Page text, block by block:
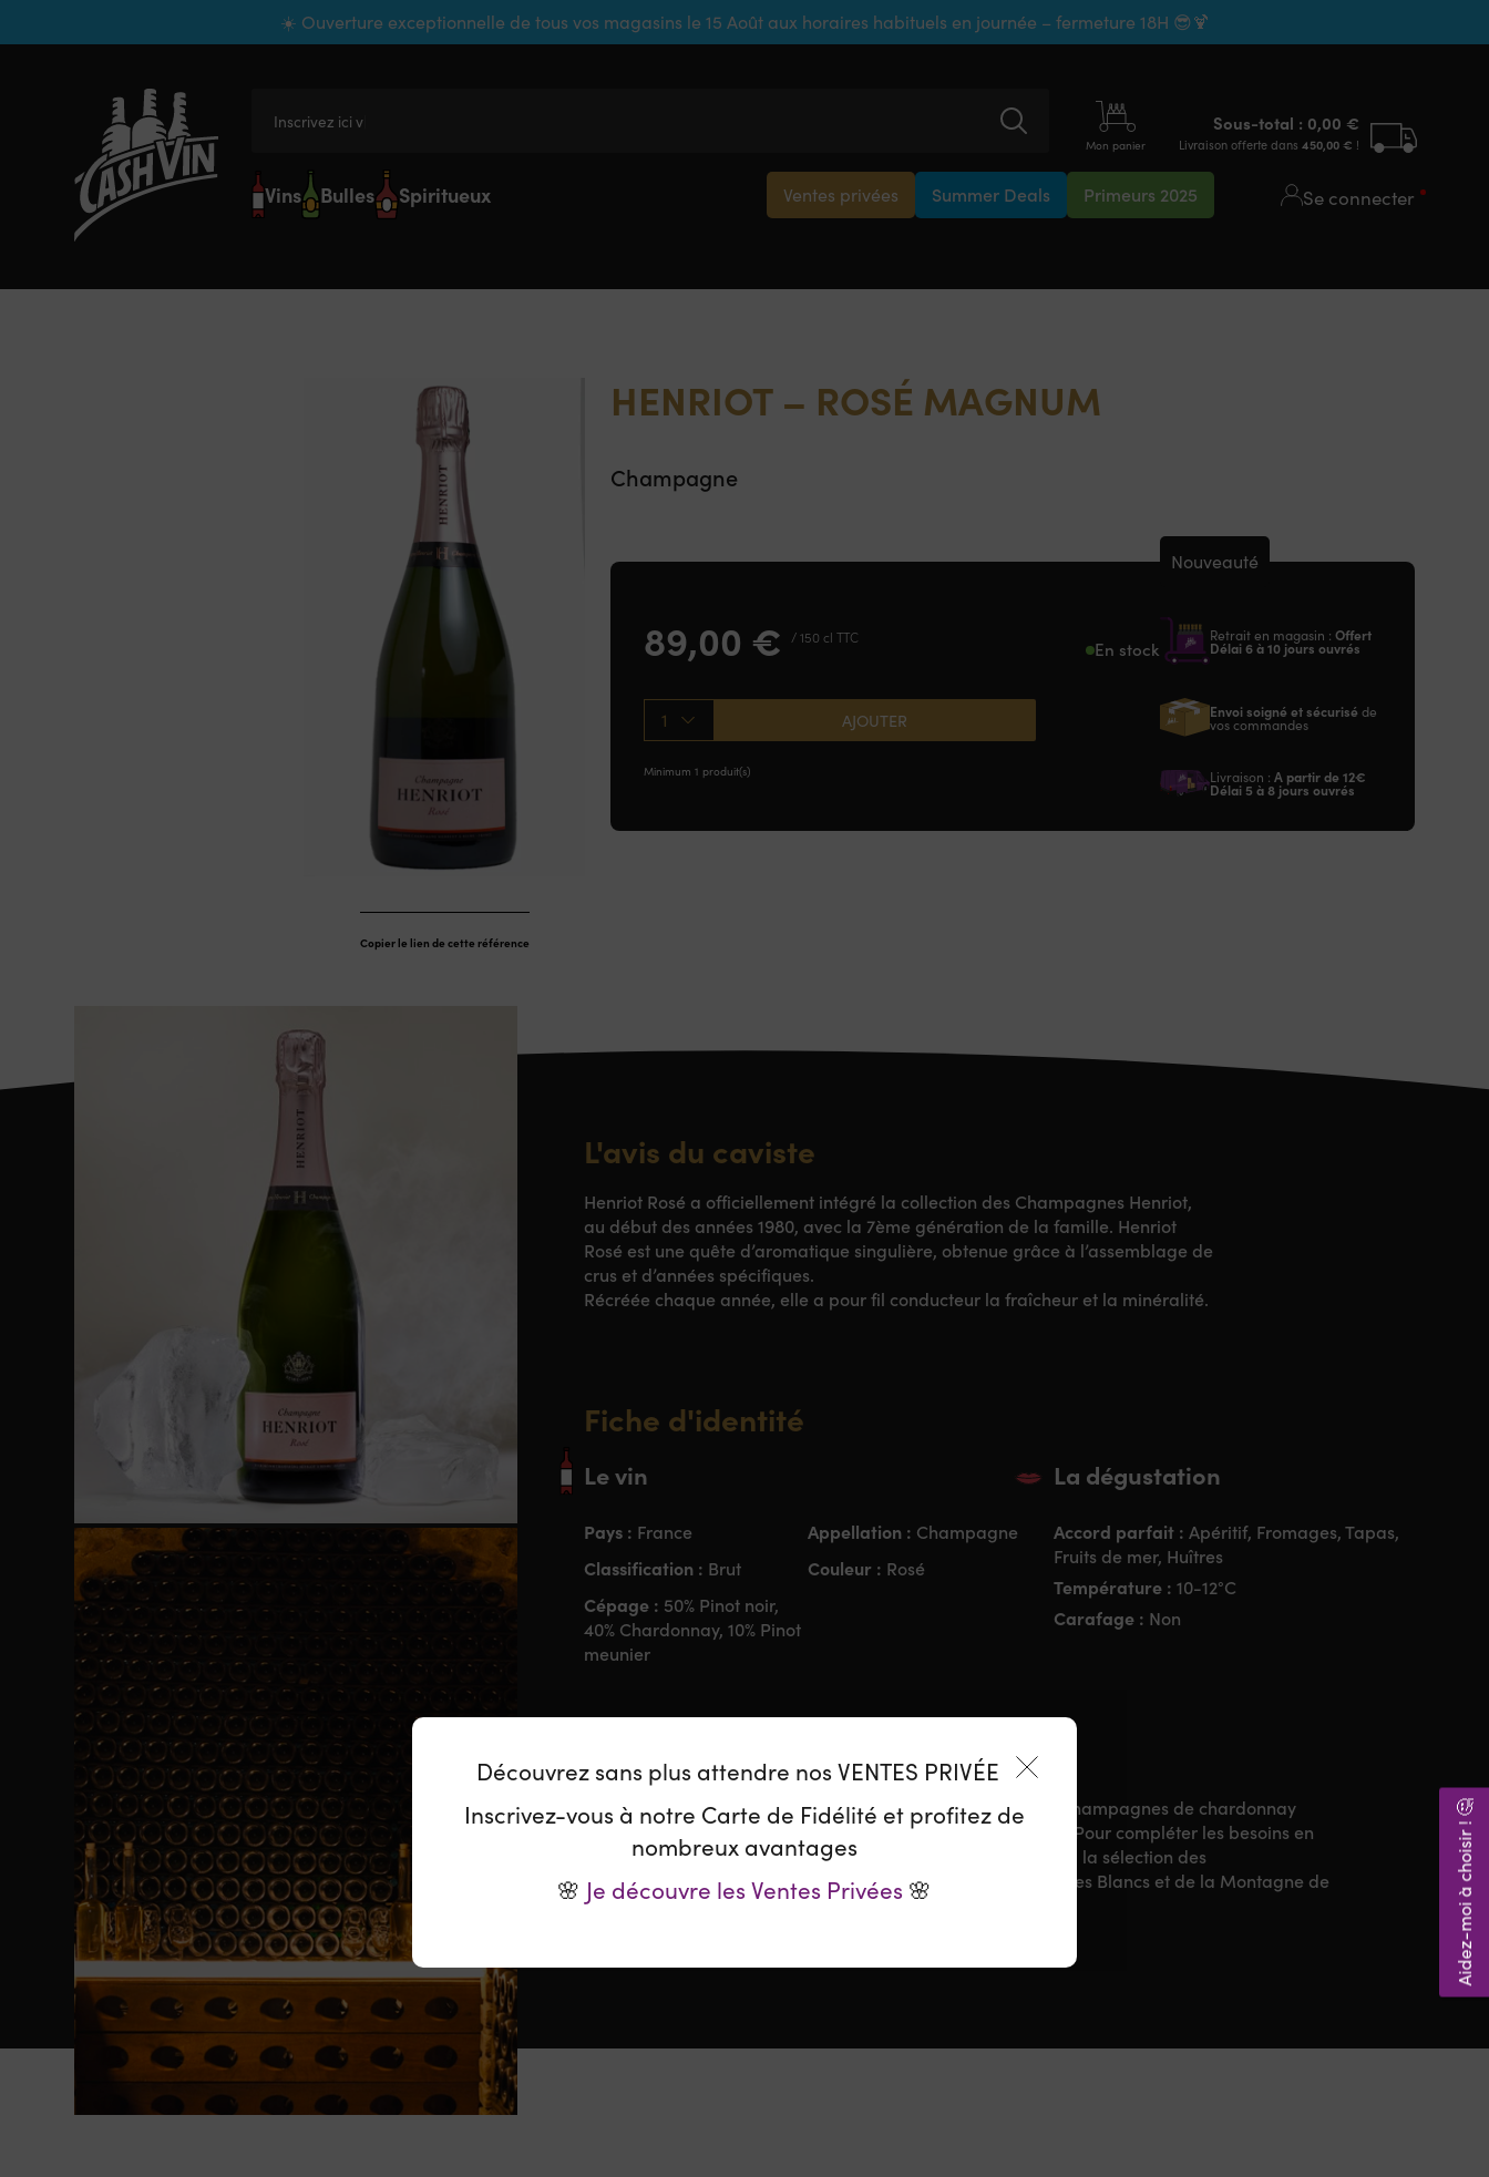
☀️ Ouverture exceptionnelle de tous vos magasins le 15 Août aux horaires habituels en journée – fermeture 18H 😎🍹
Inscrivez ici votre
Mon panier
Sous-total : 0,00 €
Livraison offerte dans 450,00 € !
Vins Bulles Spiritueux Ventes privées Summer Deals Primeurs 2025 Se connecter
Copier le lien de cette référence
HENRIOT – ROSÉ MAGNUM
Champagne
89,00 € / 150 cl TTC En stock
1 AJOUTER
Minimum 1 produit(s)
Nouveauté
Retrait en magasin : Offert
Délai 6 à 10 jours ouvrés
Envoi soigné et sécurisé de
vos commandes
Livraison : A partir de 12€
Délai 5 à 8 jours ouvrés
L'avis du caviste
Henriot Rosé a officiellement intégré la collection des Champagnes Henriot,
au début des années 1980, avec la 7ème génération de la famille. Henriot
Rosé est une quête d’aromatique singulière, obtenue grâce à l’assemblage de
crus et d’années spécifiques.
Récréée chaque année, elle a pour fil conducteur la fraîcheur et la minéralité.
Fiche d'identité
Le vin
Pays : France Appellation : Champagne
Classification : Brut Couleur : Rosé
Cépage : 50% Pinot noir,
40% Chardonnay, 10% Pinot
meunier
La dégustation
Accord parfait : Apéritif, Fromages, Tapas,
Fruits de mer, Huîtres
Température : 10-12°C
Carafage : Non
Le Domaine
Cette maison familiale fondée en 1808 est connue pour ses Champagnes de chardonnay
dominant, droits, sérieux et ciselés, d’une grande distinction. Pour compléter les besoins en
raisins, la cheffe de cave de la maison, Alice Tétienne, veille à la sélection des
approvisionnements chez d’excellents vignerons de la Côte des Blancs et de la Montagne de
Reims. Résultat : une réussite tout au long de…
Aidez-moi à choisir ! 🤔
Découvrez sans plus attendre nos VENTES PRIVÉES
Inscrivez-vous à notre Carte de Fidélité et profitez de
nombreux avantages
🌸 Je découvre les Ventes Privées 🌸